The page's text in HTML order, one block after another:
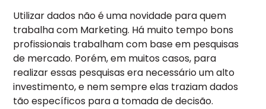
Utilizar dados não é uma novidade para quem
trabalha com Marketing. Há muito tempo bons
profissionais trabalham com base em pesquisas
de mercado. Porém, em muitos casos, para
realizar essas pesquisas era necessário um alto
investimento, e nem sempre elas traziam dados
tão específicos para a tomada de decisão.